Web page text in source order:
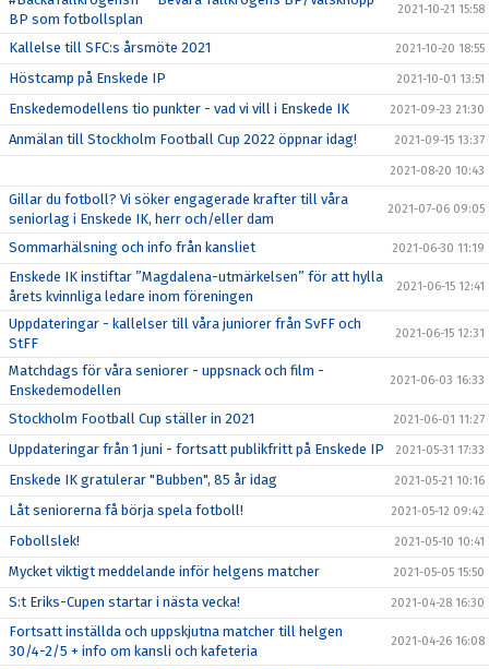
BP som fotbollsplan
2021-10-21 15:58
Kallelse till SFC:s årsmöte 2021 2021-10-20 18:55
Höstcamp på Enskede IP 2021-10-01 13:51
Enskedemodellens tio punkter - vad vi vill i Enskede IK 2021-09-23 21:30
Anmälan till Stockholm Football Cup 2022 öppnar idag! 2021-09-15 13:37
2021-08-20 10:43
Gillar du fotboll? Vi söker engagerade krafter till våra
seniorlag i Enskede IK, herr och/eller dam
2021-07-06 09:05
Sommarhälsning och info från kansliet 2021-06-30 11:19
Enskede IK instiftar ”Magdalena-utmärkelsen” för att hylla
årets kvinnliga ledare inom föreningen
2021-06-15 12:41
Uppdateringar - kallelser till våra juniorer från SvFF och
StFF
2021-06-15 12:31
Matchdags för våra seniorer - uppsnack och film -
Enskedemodellen
2021-06-03 16:33
Stockholm Football Cup ställer in 2021 2021-06-01 11:27
Uppdateringar från 1 juni - fortsatt publikfritt på Enskede IP 2021-05-31 17:33
Enskede IK gratulerar "Bubben", 85 år idag 2021-05-21 10:16
Låt seniorerna få börja spela fotboll! 2021-05-12 09:42
Fobollslek! 2021-05-10 10:41
Mycket viktigt meddelande inför helgens matcher 2021-05-05 15:50
S:t Eriks-Cupen startar i nästa vecka! 2021-04-28 16:30
Fortsatt inställda och uppskjutna matcher till helgen
30/4-2/5 + info om kansli och kafeteria
2021-04-26 16:08